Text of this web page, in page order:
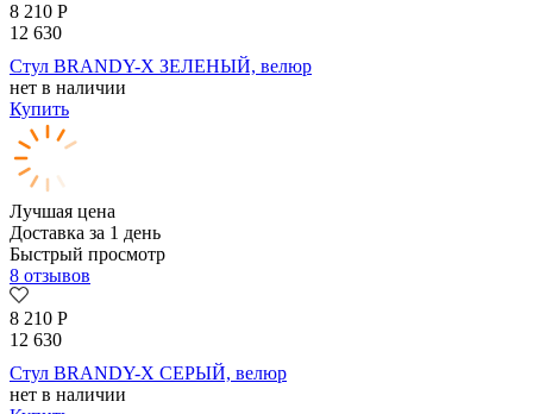
8 210 Р
12 630
Стул BRANDY-X ЗЕЛЕНЫЙ, велюр
нет в наличии
Купить
Лучшая цена
Доставка за 1 день
Быстрый просмотр
8 отзывов
8 210 Р
12 630
Стул BRANDY-X СЕРЫЙ, велюр
нет в наличии